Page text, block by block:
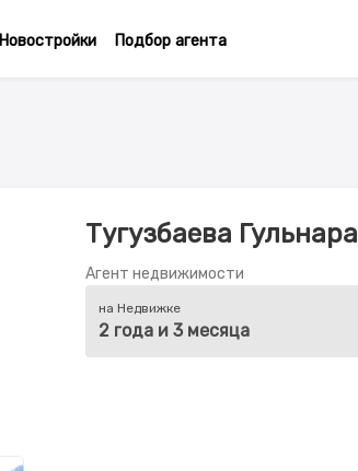
Новостройки Подбор агента
Тугузбаева Гульнара
Агент недвижимости
на Недвижке
2 года и 3 месяца